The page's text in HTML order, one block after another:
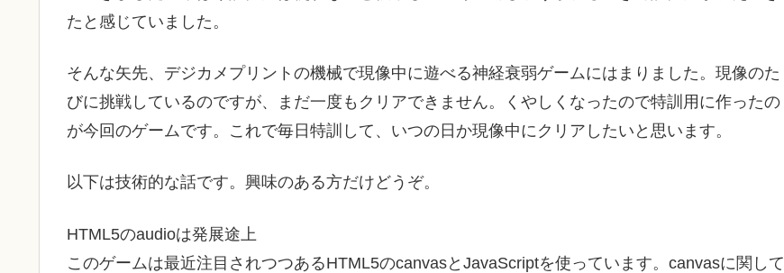
たと感じていました。
そんな矢先、デジカメプリントの機械で現像中に遊べる神経衰弱ゲームにはまりました。現像のた
びに挑戦しているのですが、まだ一度もクリアできません。くやしくなったので特訓用に作ったの
が今回のゲームです。これで毎日特訓して、いつの日か現像中にクリアしたいと思います。
以下は技術的な話です。興味のある方だけどうぞ。
HTML5のaudioは発展途上
このゲームは最近注目されつつあるHTML5のcanvasとJavaScriptを使っています。canvasに関して